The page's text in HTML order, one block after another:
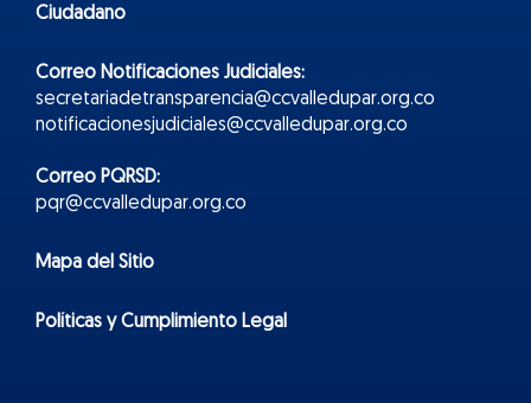
Ciudadano
Correo Notificaciones Judiciales:
secretariadetransparencia@ccvalledupar.org.co
notificacionesjudiciales@ccvalledupar.org.co
Correo PQRSD:
pqr@ccvalledupar.org.co
Mapa del Sitio
Políticas y Cumplimiento Legal